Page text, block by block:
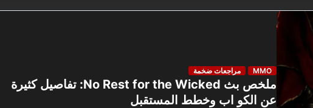
MMO مراجعات ضخمة
ملخص بث No Rest for the Wicked: تفاصيل كثيرة
عن الكو اب وخطط المستقبل